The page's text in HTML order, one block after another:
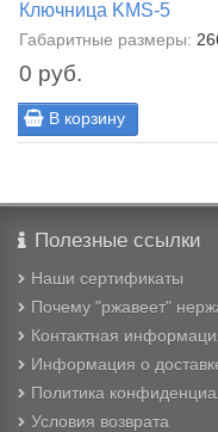
Ключница KMS-5
Габаритные размеры:
0 руб.
В корзину
Полезные ссылки
Наши сертификаты
Почему "ржавеет"
Контактная
Информация о
Политика
Условия возврата